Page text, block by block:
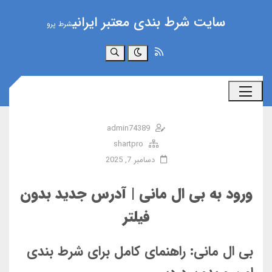
سایت شرط بندی معتبر ایرانیشرط پرو
جستجو
admin74389
shartpro
دسامبر 7, 2025
ورود به بی ال مانی | آدرس جدید بدون
فیلتر
بی ال مانی: راهنمای کامل برای شرط بندی